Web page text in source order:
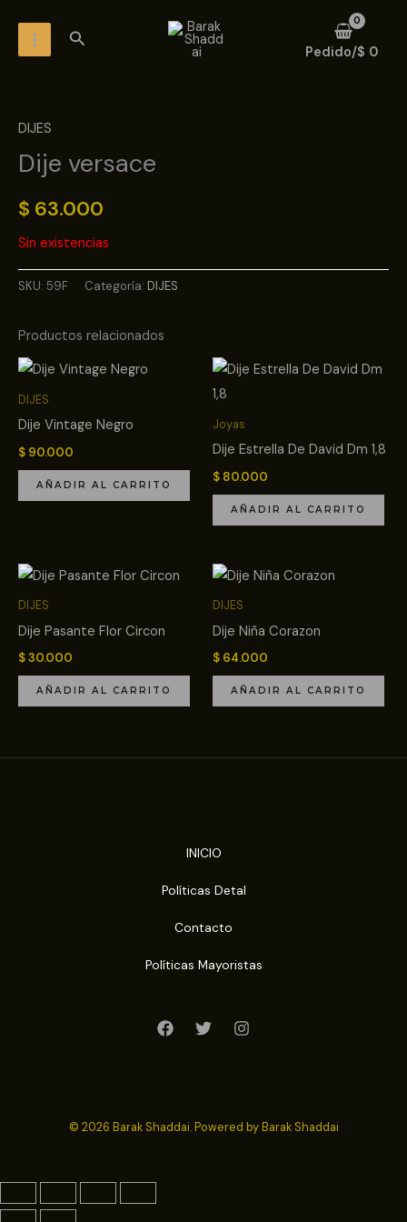
contenidoMENU
Buscar
Pedido/$ 0
DIJES
Dije versace
$ 63.000
Sin existencias
SKU: 59F Categoría: DIJES
Productos relacionados
DIJES
Dije Vintage Negro
$ 90.000
AÑADIR AL CARRITO
Joyas
Dije Estrella De David Dm 1,8
$ 80.000
AÑADIR AL CARRITO
DIJES
Dije Pasante Flor Circon
$30.000
AÑADIR AL CARRITO
DIJES
Dije Niña Corazon
$ 64.000
AÑADIR AL CARRITO
INICIO
Políticas Detal
Contacto
Políticas Mayoristas
© 2026 Barak Shaddai. Powered by Barak Shaddai